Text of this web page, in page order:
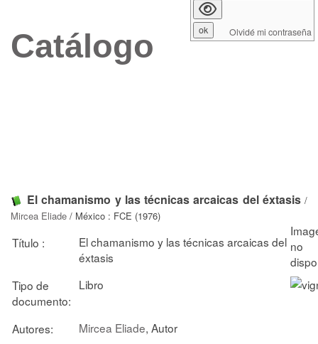
Catálogo
El chamanismo y las técnicas arcaicas del éxtasis/
Mircea Eliade / México : FCE (1976)
Título :
El chamanismo y las técnicas arcaicas del
éxtasis
Tipo de
documento:
Libro
Autores: Mircea Eliade, Autor
Olvidé mi contraseña